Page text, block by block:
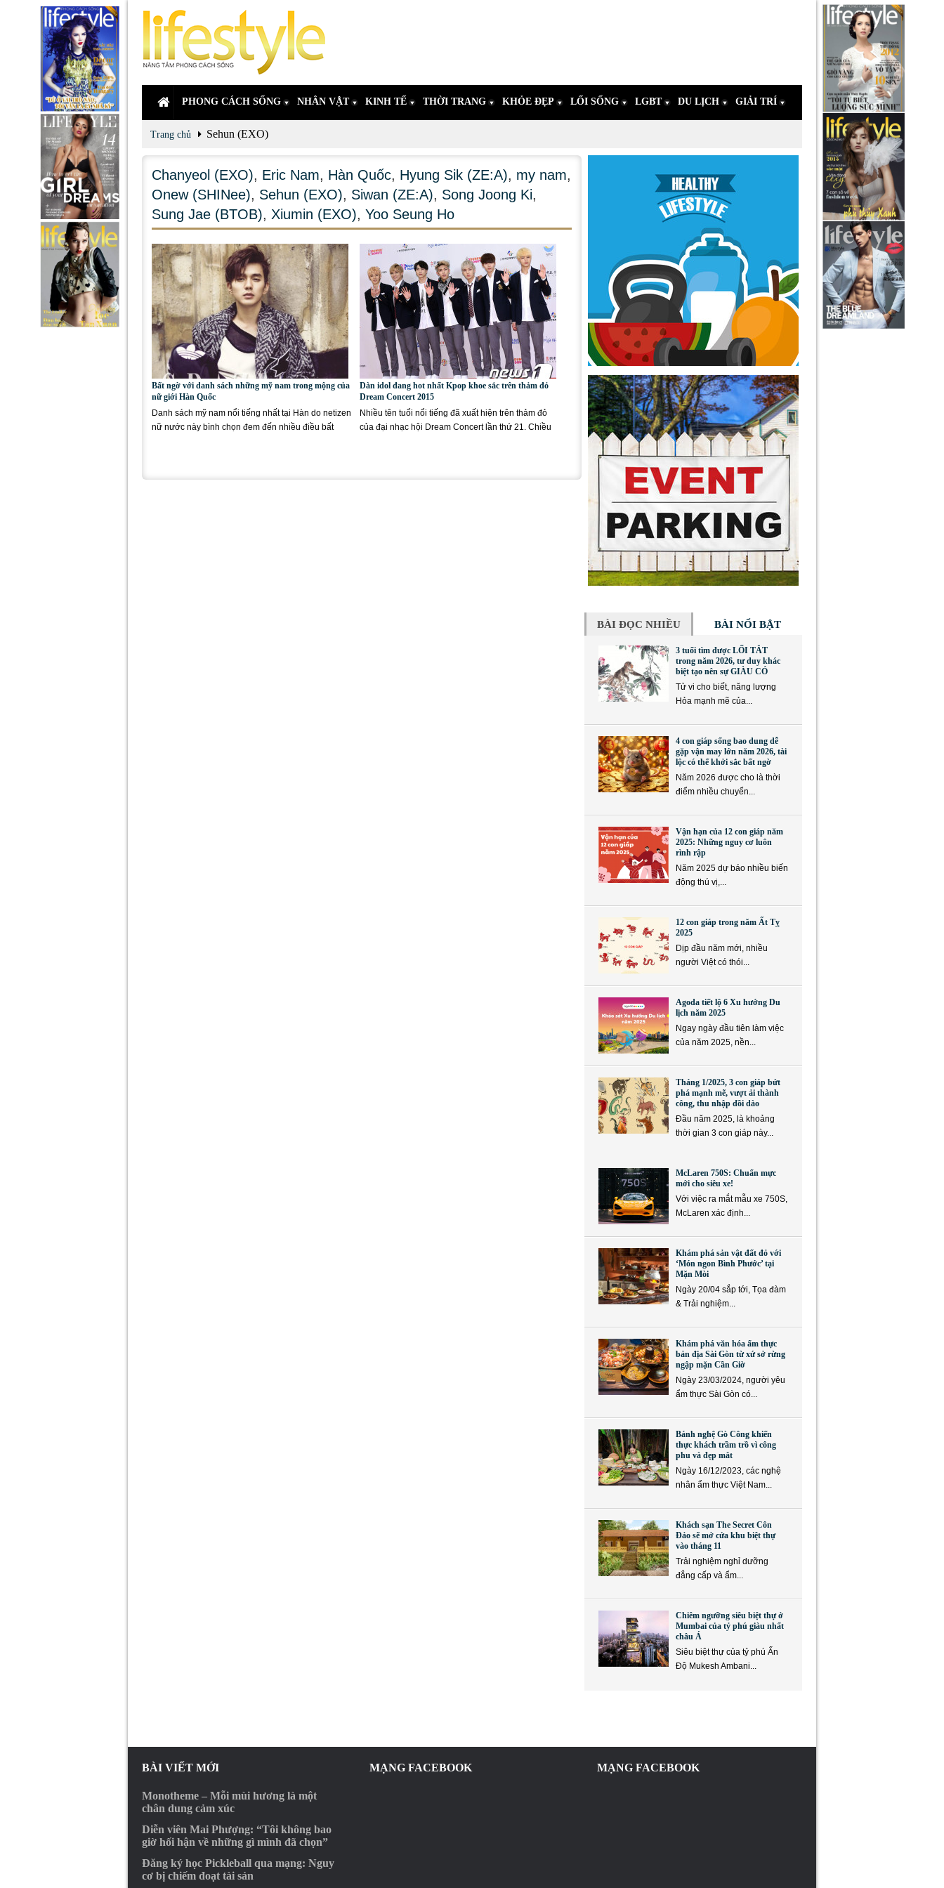
PHONG CÁCH SỐNG NHÂN VẬT KINH TẾ THỜI TRANG KHỎE ĐẸP LỐI SỐNG LGBT DU LỊCH GIẢI TRÍ
Trang chủ Sehun (EXO)
Chanyeol (EXO), Eric Nam, Hàn Quốc, Hyung Sik (ZE:A), my nam,
Onew (SHINee), Sehun (EXO), Siwan (ZE:A), Song Joong Ki,
Sung Jae (BTOB), Xiumin (EXO), Yoo Seung Ho
Bất ngờ với danh sách những mỹ nam trong mộng của
nữ giới Hàn Quốc
Danh sách mỹ nam nổi tiếng nhất tại Hàn do netizen
nữ nước này bình chọn đem đến nhiều điều bất
Dàn idol đang hot nhất Kpop khoe sắc trên thảm đỏ
Dream Concert 2015
Nhiều tên tuổi nổi tiếng đã xuất hiện trên thảm đỏ
của đại nhạc hội Dream Concert lần thứ 21. Chiều
BÀI ĐỌC NHIỀU BÀI NỔI BẬT
3 tuổi tìm được LỐI TẮT
trong năm 2026, tư duy khác
biệt tạo nên sự GIÀU CÓ
Tử vi cho biết, năng lượng
Hỏa mạnh mẽ của...
4 con giáp sống bao dung dễ
gặp vận may lớn năm 2026, tài
lộc có thể khởi sắc bất ngờ
Năm 2026 được cho là thời
điểm nhiều chuyển...
Vận hạn của 12 con giáp năm
2025: Những nguy cơ luôn
rình rập
Năm 2025 dự báo nhiều biến
động thú vị,...
12 con giáp trong năm Ất Tỵ
2025
Dịp đầu năm mới, nhiều
người Việt có thói...
Agoda tiết lộ 6 Xu hướng Du
lịch năm 2025
Ngay ngày đầu tiên làm việc
của năm 2025, nền...
Tháng 1/2025, 3 con giáp bứt
phá mạnh mẽ, vượt ải thành
công, thu nhập dồi dào
Đầu năm 2025, là khoảng
thời gian 3 con giáp này...
McLaren 750S: Chuẩn mực
mới cho siêu xe!
Với việc ra mắt mẫu xe 750S,
McLaren xác định...
Khám phá sản vật đất đỏ với
‘Món ngon Bình Phước’ tại
Mặn Mòi
Ngày 20/04 sắp tới, Tọa đàm
& Trải nghiệm...
Khám phá văn hóa ẩm thực
bản địa Sài Gòn từ xứ sở rừng
ngập mặn Cần Giờ
Ngày 23/03/2024, người yêu
ẩm thực Sài Gòn có...
Bánh nghệ Gò Công khiến
thực khách trầm trồ vì công
phu và đẹp mắt
Ngày 16/12/2023, các nghệ
nhân ẩm thực Việt Nam...
Khách sạn The Secret Côn
Đảo sẽ mở cửa khu biệt thự
vào tháng 11
Trải nghiệm nghỉ dưỡng
đẳng cấp và ẩm...
Chiêm ngưỡng siêu biệt thự ở
Mumbai của tỷ phú giàu nhất
châu Á
Siêu biệt thự của tỷ phú Ấn
Độ Mukesh Ambani...
BÀI VIẾT MỚI
Monotheme – Mỗi mùi hương là một
chân dung cảm xúc
Diễn viên Mai Phượng: “Tôi không bao
giờ hối hận về những gì mình đã chọn”
Đăng ký học Pickleball qua mạng: Nguy
cơ bị chiếm đoạt tài sản
MẠNG FACEBOOK MẠNG FACEBOOK